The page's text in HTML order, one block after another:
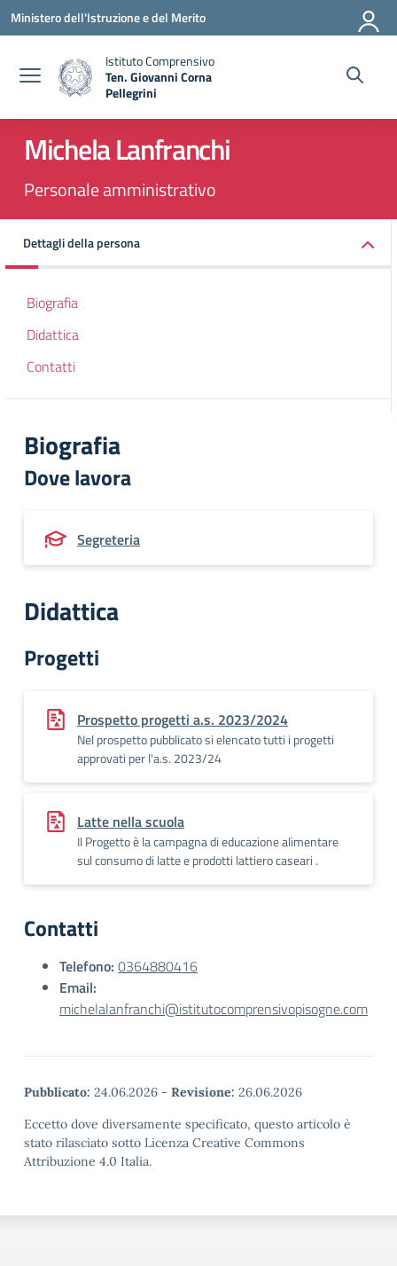
Vai ai contenuti
Vai al menu di navigazione
Vai al footer
Ministero dell'Istruzione e del Merito
Istituto Comprensivo
Ten. Giovanni Corna
Pellegrini
Michela Lanfranchi
Personale amministrativo
Dettagli della persona
Biografia
Didattica
Contatti
Biografia
Dove lavora
Segreteria
Didattica
Progetti
Prospetto progetti a.s. 2023/2024
Nel prospetto pubblicato si elencato tutti i progetti
approvati per l'a.s. 2023/24
Latte nella scuola
Il Progetto è la campagna di educazione alimentare
sul consumo di latte e prodotti lattiero caseari .
Contatti
Telefono: 0364880416
Email:
michelalanfranchi@istitutocomprensivopisogne.com
Pubblicato: 24.06.2026 - Revisione: 26.06.2026
Eccetto dove diversamente specificato, questo articolo è
stato rilasciato sotto Licenza Creative Commons
Attribuzione 4.0 Italia.